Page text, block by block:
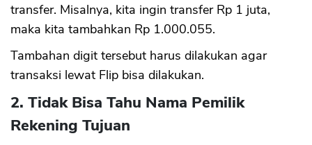
transfer. Misalnya, kita ingin transfer Rp 1 juta,
maka kita tambahkan Rp 1.000.055.
Tambahan digit tersebut harus dilakukan agar
transaksi lewat Flip bisa dilakukan.
2. Tidak Bisa Tahu Nama Pemilik
Rekening Tujuan